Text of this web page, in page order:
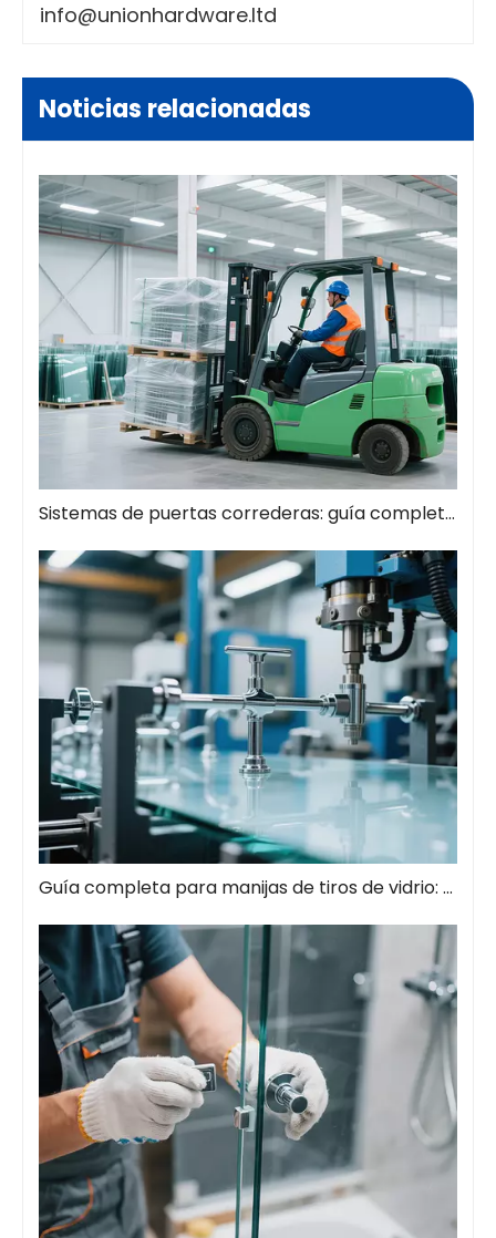
info@unionhardware.ltd
Noticias relacionadas
Sistemas de puertas correderas: guía completa de soluciones espaciales modernas
Guía completa para manijas de tiros de vidrio: el estilo se encuentra con la función